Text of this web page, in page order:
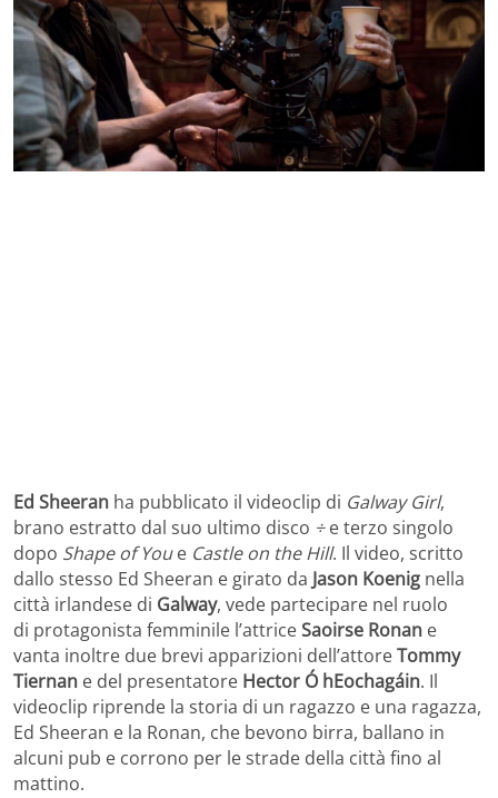
Ed Sheeran ha pubblicato il videoclip di Galway Girl,
brano estratto dal suo ultimo disco ÷e terzo singolo
dopo Shape of Youe Castle on the Hill. Il video, scritto
dallo stesso Ed Sheeran e girato da Jason Koenig nella
città irlandese di Galway, vede partecipare nel ruolo
di protagonista femminile l’attriceSaoirse Ronan e
vanta inoltre due brevi apparizioni dell’attoreTommy
Tiernan e del presentatore Hector Ó hEochagáin. Il
videoclip riprende la storia di un ragazzo e una ragazza,
Ed Sheeran e la Ronan, che bevono birra, ballano in
alcuni pub e corrono per le strade della città fino al
mattino.